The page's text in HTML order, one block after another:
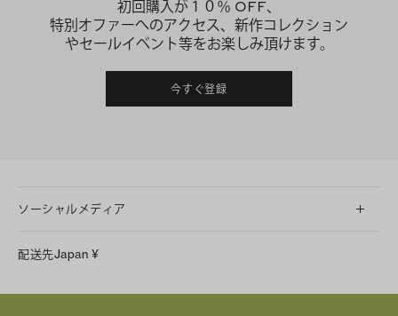
初回購入が１０％ OFF、
特別オファーへのアクセス、新作コレクション
やセールイベント等をお楽しみ頂けます。
今すぐ登録
ソーシャルメディア
Facebook
配送先Japan ¥